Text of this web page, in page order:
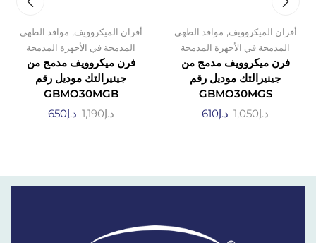
أفران الميكروويف, مواقد الطهي
المدمجة في الأجهزة المدمجة
فرن ميكروويف مدمج من
جينيرالتك موديل رقم
GBMO30MGS
د.إ1,050 د.إ610
أفران الميكروويف, مواقد الطهي
المدمجة في الأجهزة المدمجة
فرن ميكروويف مدمج من
جينيرالتك موديل رقم
GBMO30MGB
د.إ1,190 د.إ650